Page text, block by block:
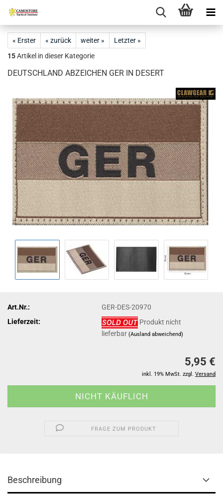
« Erster « zurück weiter »
Letzter »
15Artikel in dieser Kategorie
DEUTSCHLAND ABZEICHEN GER IN DESERT
Art.Nr.:
GER-DES-20970
Lieferzeit:
Produkt nicht
lieferbar(Ausland abweichend)
5,95 €
inkl. 19% MwSt. zzgl. Versand
FRAGE ZUM PRODUKT
Beschreibung